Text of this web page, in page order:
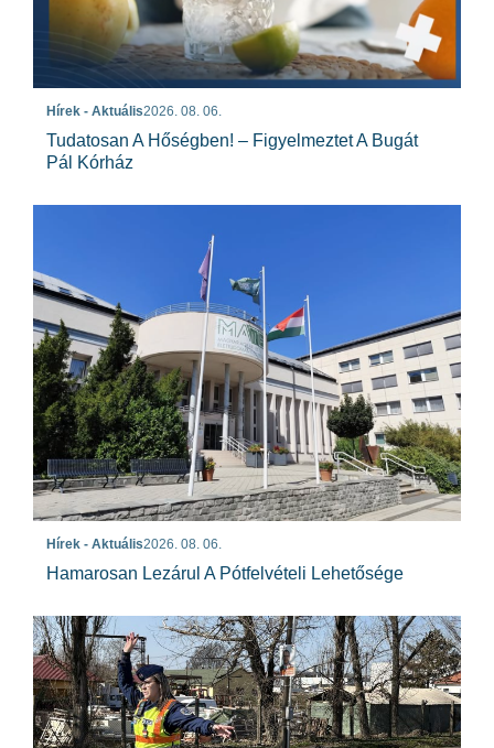
Hírek - Aktuális2026. 08. 06.
Tudatosan A Hőségben! – Figyelmeztet A Bugát
Pál Kórház
Hírek - Aktuális2026. 08. 06.
Hamarosan Lezárul A Pótfelvételi Lehetősége